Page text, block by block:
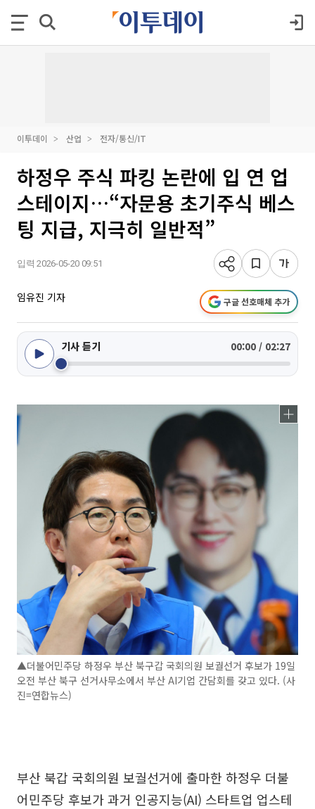
이투데이 산업 전자/통신/IT
하정우 주식 파킹 논란에 입 연 업
스테이지…“자문용 초기주식 베스
팅 지급, 지극히 일반적”
입력 2026-05-20 09:51
임유진 기자 구글 선호매체 추가
기사 듣기 00:00 / 02:27
▲더불어민주당 하정우 부산 북구갑 국회의원 보궐선거 후보가 19일
오전 부산 북구 선거사무소에서 부산 AI기업 간담회를 갖고 있다. (사
진=연합뉴스)
부산 북갑 국회의원 보궐선거에 출마한 하정우 더불
어민주당 후보가 과거 인공지능(AI) 스타트업 업스테